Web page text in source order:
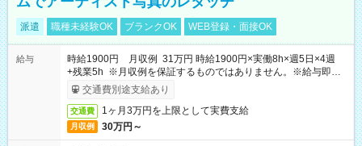
派遣 職種未経験OK ブランクOK WEB登録・面接OK
給与
時給1900円 月収例 31万円 時給1900円×実働8h×週5日×4週
+残業5h ※月収例を保証するものではありません。※給与即受
取りサービス利用可（利用条件有）
交通費別途支給あり
交通費 1ヶ月3万円を上限として実費支給
月収例 30万円～